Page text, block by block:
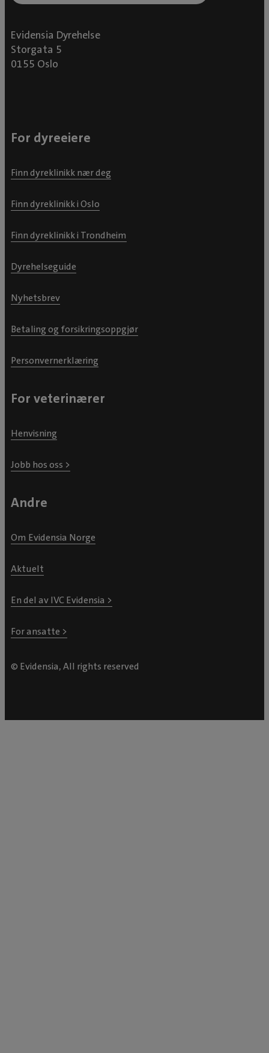
Evidensia Dyrehelse
Storgata 5
0155 Oslo
For dyreeiere
Finn dyreklinikk nær deg
Finn dyreklinikk i Oslo
Finn dyreklinikk i Trondheim
Dyrehelseguide
Nyhetsbrev
Betaling og forsikringsoppgjør
Personvernerklæring
For veterinærer
Henvisning
Jobb hos oss >
Andre
Om Evidensia Norge
Aktuelt
En del av IVC Evidensia >
For ansatte >
© Evidensia, All rights reserved